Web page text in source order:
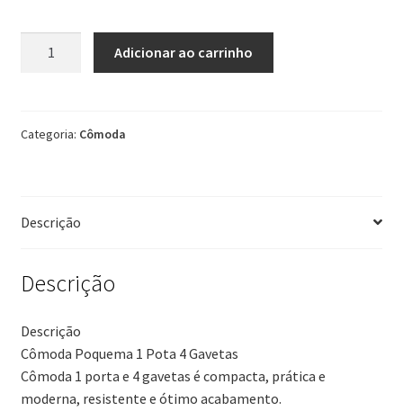
Gavetas
quantidade
Adicionar ao carrinho
Categoria: Cômoda
Descrição
Descrição
Descrição
Cômoda Poquema 1 Pota 4 Gavetas
Cômoda 1 porta e 4 gavetas é compacta, prática e
moderna, resistente e ótimo acabamento.